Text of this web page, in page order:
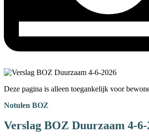
Deze pagina is alleen toegankelijk voor
Notulen BOZ
Verslag BOZ Duurzaam 4-6-